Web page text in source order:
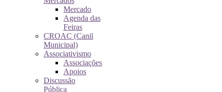
Mercado
Agenda das
Feiras
CROAC (Canil
Municipal)
Associativismo
Associações
Apoios
Discussão
Pública